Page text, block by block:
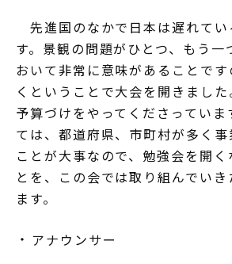
先進国のなかで日本は遅れてい
す。景観の問題がひとつ、もう一
おいて非常に意味があることで
くということで大会を開きまし
予算づけをやってくださっていま
ては、都道府県、市町村が多く事
ことが大事なので、勉強会を開く
とを、この会では取り組んでい
ます。
アナウンサー